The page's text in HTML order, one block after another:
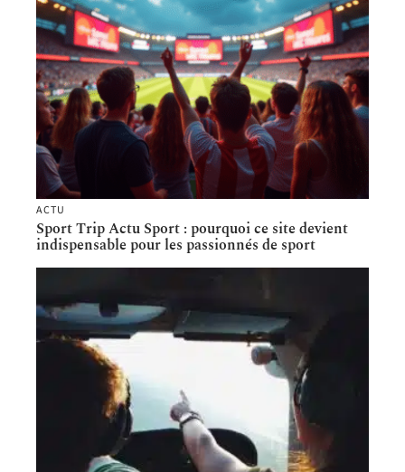
ACTU
Sport Trip Actu Sport : pourquoi ce site devient
indispensable pour les passionnés de sport